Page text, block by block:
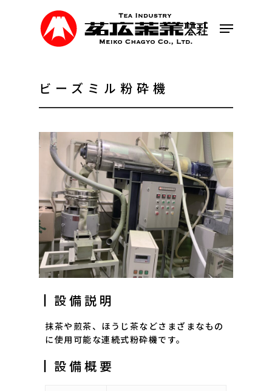
Menu
ビーズミル粉砕機
┃設備説明
抹茶や煎茶、ほうじ茶などさまざまなもの
に使用可能な連続式粉砕機です。
┃設備概要